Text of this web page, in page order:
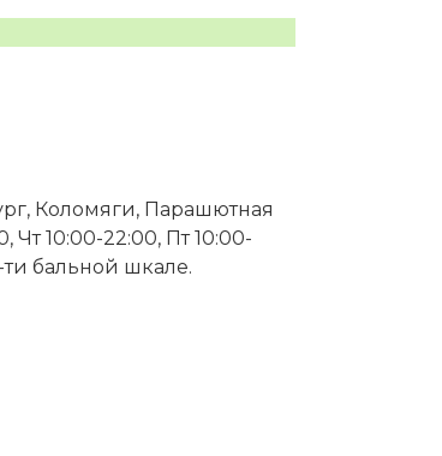
Коломяги, Парашютная
Чт 10:00-22:00, Пт 10:00-
ти бальной шкале.